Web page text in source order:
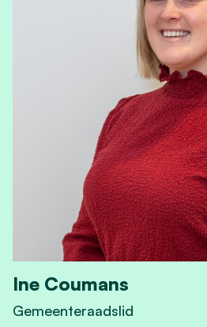
Ine Coumans
Gemeenteraadslid